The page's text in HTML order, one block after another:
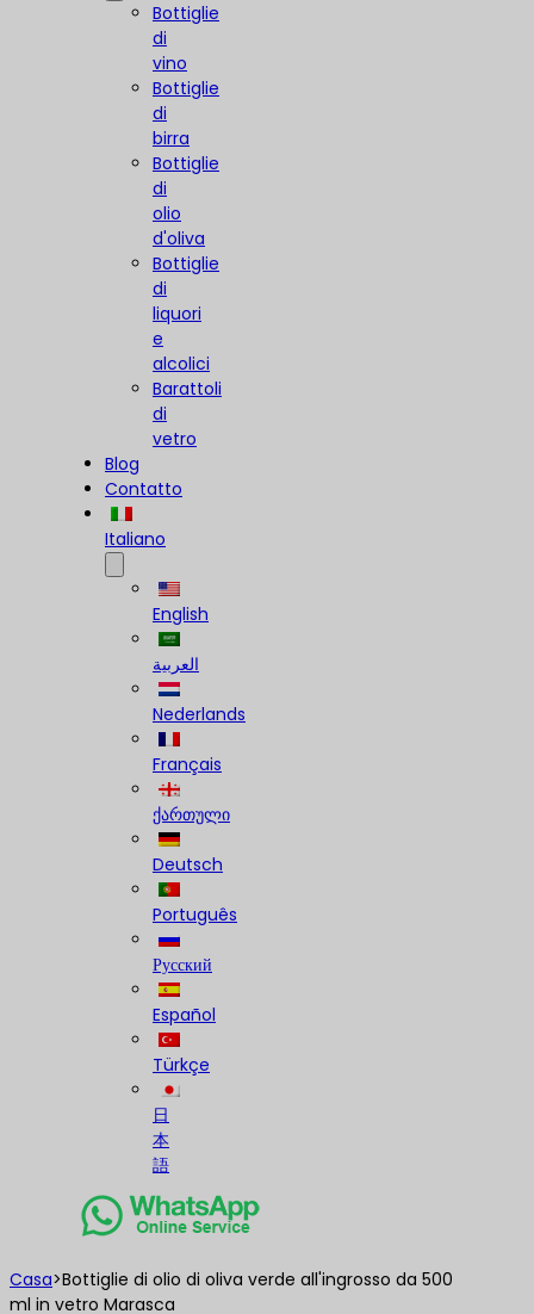
Bottiglie
di
vino
Bottiglie
di
birra
Bottiglie
di
olio
d'oliva
Bottiglie
di
liquori
e
alcolici
Barattoli
di
vetro
Blog
Contatto
Italiano
English
العربية
Nederlands
Français
ქართული
Deutsch
Português
Русский
Español
Türkçe
日
本
語
Casa>Bottiglie di olio di oliva verde all'ingrosso da 500
ml in vetro Marasca